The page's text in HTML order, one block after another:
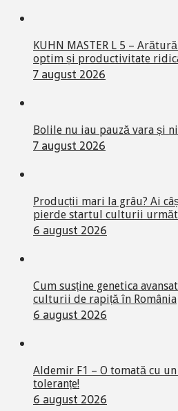
KUHN MASTER L 5 –
optim și productivitate
7 august 2026
Bolile nu iau pauză vara și
7 august 2026
Producții mari la grâu? Ai
pierde startul culturii
6 august 2026
Cum susține genetica
culturii de rapiță în România
6 august 2026
Aldemir F1 – O tomată cu
toleranțe!
6 august 2026